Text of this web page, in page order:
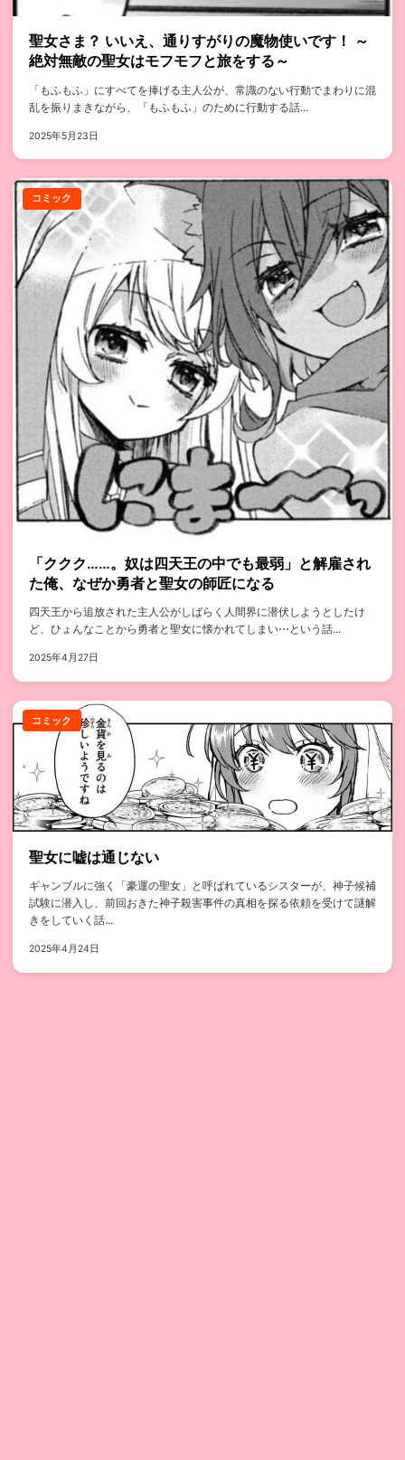
聖女さま？ いいえ、通りすがりの魔物使いです！ ～
絶対無敵の聖女はモフモフと旅をする～
「もふもふ」にすべてを捧げる主人公が、常識のない行動でまわりに混
乱を振りまきながら、「もふもふ」のために行動する話...
2025年5月23日
コミック
「ククク……。奴は四天王の中でも最弱」と解雇され
た俺、なぜか勇者と聖女の師匠になる
四天王から追放された主人公がしばらく人間界に潜伏しようとしたけ
ど、ひょんなことから勇者と聖女に懐かれてしまい⋯という話...
2025年4月27日
コミック
聖女に嘘は通じない
ギャンブルに強く「豪運の聖女」と呼ばれているシスターが、神子候補
試験に潜入し、前回おきた神子殺害事件の真相を探る依頼を受けて謎解
きをしていく話...
2025年4月24日